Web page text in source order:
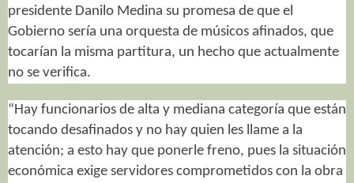
presidente Danilo Medina su promesa de que el
Gobierno sería una orquesta de músicos afinados, que
tocarían la misma partitura, un hecho que actualmente
no se verifica.
“Hay funcionarios de alta y mediana categoría que están
tocando desafinados y no hay quien les llame a la
atención; a esto hay que ponerle freno, pues la situación
económica exige servidores comprometidos con la obra